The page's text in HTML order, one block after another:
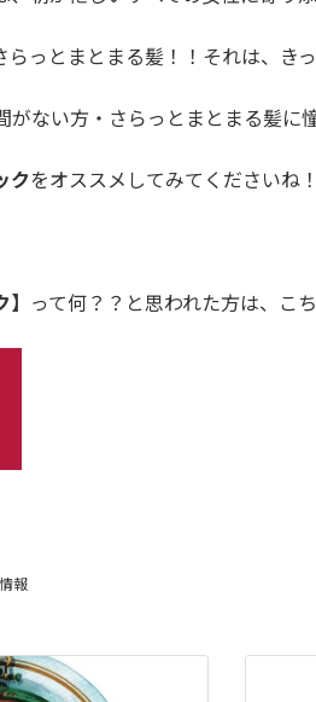
らっとまとまる髪！！それは、き
ない方・さらっとまとまる髪に
クをオススメしてみてくださいね
って何？？と思われた方は、
報